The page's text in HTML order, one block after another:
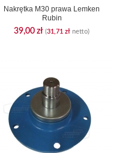
Nakrętka M30 prawa Lemken
Rubin
39,00 zł (31,71 zł netto)